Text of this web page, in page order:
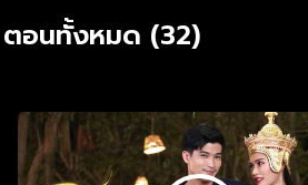
ตอนทั้งหมด (32)